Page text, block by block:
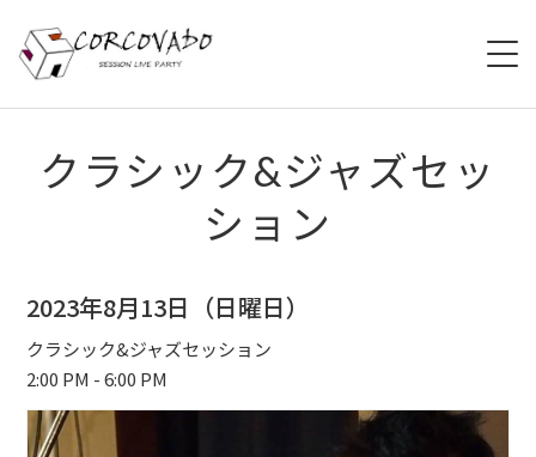
HOME
ABOUT
クラシック&ジャズセッ
ション
2023年8月13日（日曜日）
クラシック&ジャズセッション
2:00 PM - 6:00 PM